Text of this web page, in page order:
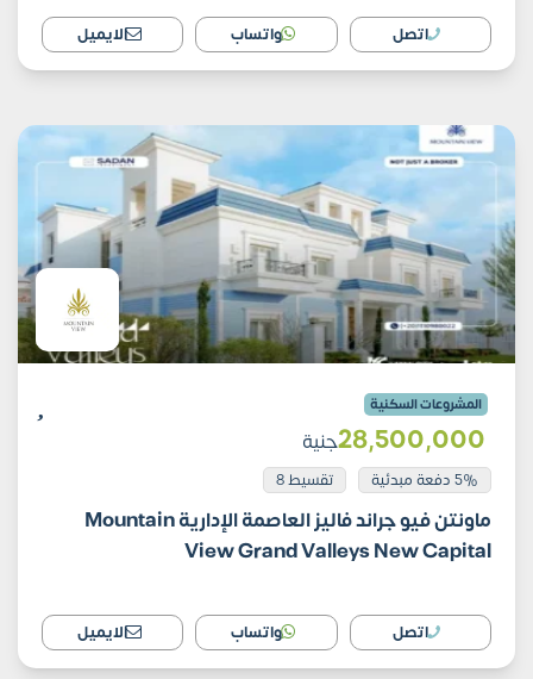
اتصل واتساب الايميل
المشروعات السكنية
28٬500٬000جنية
5% دفعة مبدئية تقسيط 8
ماونتن فيو جراند فاليز العاصمة الإدارية Mountain
View Grand Valleys New Capital
اتصل واتساب الايميل